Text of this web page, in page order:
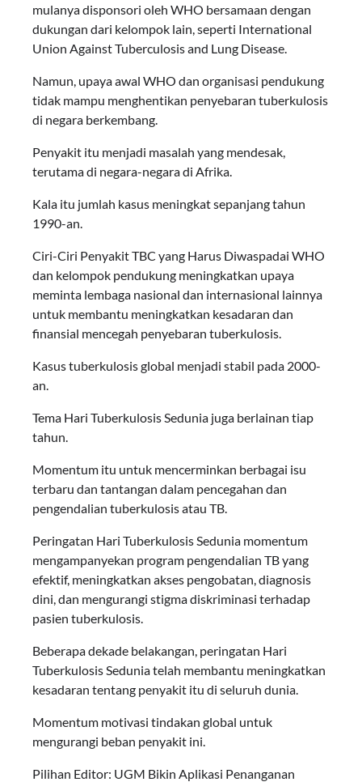
mulanya disponsori oleh WHO bersamaan dengan
dukungan dari kelompok lain, seperti International
Union Against Tuberculosis and Lung Disease.
Namun, upaya awal WHO dan organisasi pendukung
tidak mampu menghentikan penyebaran tuberkulosis
di negara berkembang.
Penyakit itu menjadi masalah yang mendesak,
terutama di negara-negara di Afrika.
Kala itu jumlah kasus meningkat sepanjang tahun
1990-an.
Ciri-Ciri Penyakit TBC yang Harus Diwaspadai WHO
dan kelompok pendukung meningkatkan upaya
meminta lembaga nasional dan internasional lainnya
untuk membantu meningkatkan kesadaran dan
finansial mencegah penyebaran tuberkulosis.
Kasus tuberkulosis global menjadi stabil pada 2000-
an.
Tema Hari Tuberkulosis Sedunia juga berlainan tiap
tahun.
Momentum itu untuk mencerminkan berbagai isu
terbaru dan tantangan dalam pencegahan dan
pengendalian tuberkulosis atau TB.
Peringatan Hari Tuberkulosis Sedunia momentum
mengampanyekan program pengendalian TB yang
efektif, meningkatkan akses pengobatan, diagnosis
dini, dan mengurangi stigma diskriminasi terhadap
pasien tuberkulosis.
Beberapa dekade belakangan, peringatan Hari
Tuberkulosis Sedunia telah membantu meningkatkan
kesadaran tentang penyakit itu di seluruh dunia.
Momentum motivasi tindakan global untuk
mengurangi beban penyakit ini.
Pilihan Editor: UGM Bikin Aplikasi Penanganan